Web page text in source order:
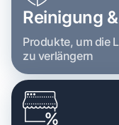
Reinigung
Produkte, um die
zu verlängern